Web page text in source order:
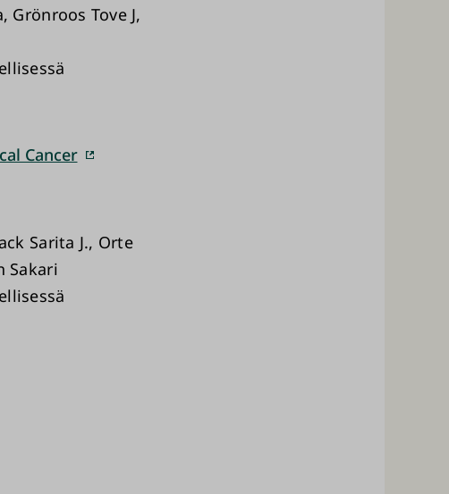
Grönroos Tove J,
Cancer
Sarita J., Orte
Sakari